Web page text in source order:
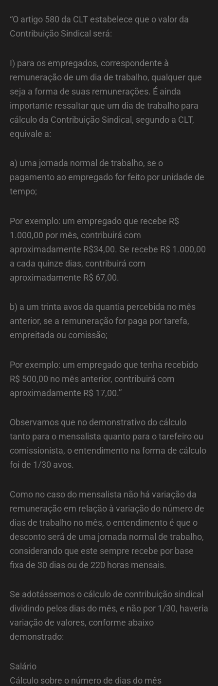
“O artigo 580 da CLT estabelece que o valor da
Contribuição Sindical será:
I) para os empregados, correspondente à
remuneração de um dia de trabalho, qualquer que
seja a forma de suas remunerações. É ainda
importante ressaltar que um dia de trabalho para
cálculo da Contribuição Sindical, segundo a CLT,
equivale a:
a) uma jornada normal de trabalho, se o
pagamento ao empregado for feito por unidade de
tempo;
Por exemplo: um empregado que recebe R$
1.000,00 por mês, contribuirá com
aproximadamente R$34,00. Se recebe R$ 1.000,00
a cada quinze dias, contribuirá com
aproximadamente R$ 67,00.
b) a um trinta avos da quantia percebida no mês
anterior, se a remuneração for paga por tarefa,
empreitada ou comissão;
Por exemplo: um empregado que tenha recebido
R$ 500,00 no mês anterior, contribuirá com
aproximadamente R$ 17,00.”
Observamos que no demonstrativo do cálculo
tanto para o mensalista quanto para o tarefeiro ou
comissionista, o entendimento na forma de cálculo
foi de 1/30 avos.
Como no caso do mensalista não há variação da
remuneração em relação à variação do número de
dias de trabalho no mês, o entendimento é que o
desconto será de uma jornada normal de trabalho,
considerando que este sempre recebe por base
fixa de 30 dias ou de 220 horas mensais.
Se adotássemos o cálculo de contribuição sindical
dividindo pelos dias do mês, e não por 1/30, haveria
variação de valores, conforme abaixo
demonstrado:
Salário
Cálculo sobre o número de dias do mês